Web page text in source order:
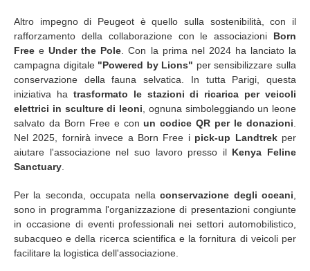
Altro impegno di Peugeot è quello sulla sostenibilità, con il
rafforzamento della collaborazione con le associazioni Born
Free eUnder the Pole . Con la prima nel 2024 ha lanciato la
campagna digitale "Powered by Lions" per sensibilizzare sulla
conservazione della fauna selvatica. In tutta Parigi, questa
iniziativa ha trasformato le stazioni di ricarica per veicoli
elettrici in sculture di leoni , ognuna simboleggiando un leone
salvato da Born Free e conun codice QR per le donazioni
Nel 2025, fornirà invece a Born Free i pick-up Landtrek per
aiutare l'associazione nel suo lavoro presso ilKenya Feline
Sanctuary
Per la seconda, occupata nellaconservazione degli oceani
sono in programma l'organizzazione di presentazioni congiunte
in occasione di eventi professionali nei settori automobilistico,
subacqueo e della ricerca scientifica e la fornitura di veicoli per
facilitare la logistica dell'associazione.